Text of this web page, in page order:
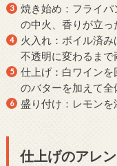
焼き始め：フライ
の中火、香りが立っ
火入れ：ボイル済
不透明に変わるまで
仕上げ：白ワイン
のバターを加えて全
盛り付け：レモンを
仕上げのアレ